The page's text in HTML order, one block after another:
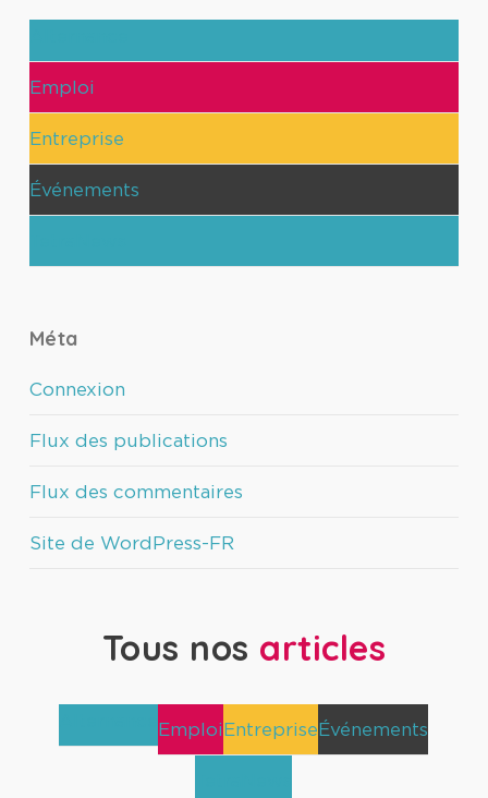
Emploi
Entreprise
Événements
Méta
Connexion
Flux des publications
Flux des commentaires
Site de WordPress-FR
Tous nos articles
EmploiEntrepriseÉvénements